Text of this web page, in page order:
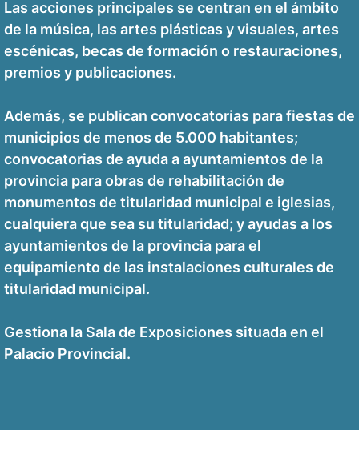
Las acciones principales se centran en el ámbito
de la música, las artes plásticas y visuales, artes
escénicas, becas de formación o restauraciones,
premios y publicaciones.
Además, se publican convocatorias para fiestas de
municipios de menos de 5.000 habitantes;
convocatorias de ayuda a ayuntamientos de la
provincia para obras de rehabilitación de
monumentos de titularidad municipal e iglesias,
cualquiera que sea su titularidad; y ayudas a los
ayuntamientos de la provincia para el
equipamiento de las instalaciones culturales de
titularidad municipal.
Gestiona la Sala de Exposiciones situada en el
Palacio Provincial.